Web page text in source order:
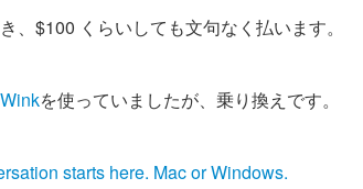
、$100 くらいしても文句なく払います。
Winkを使っていましたが、乗り換えです。
starts here. Mac or Windows.